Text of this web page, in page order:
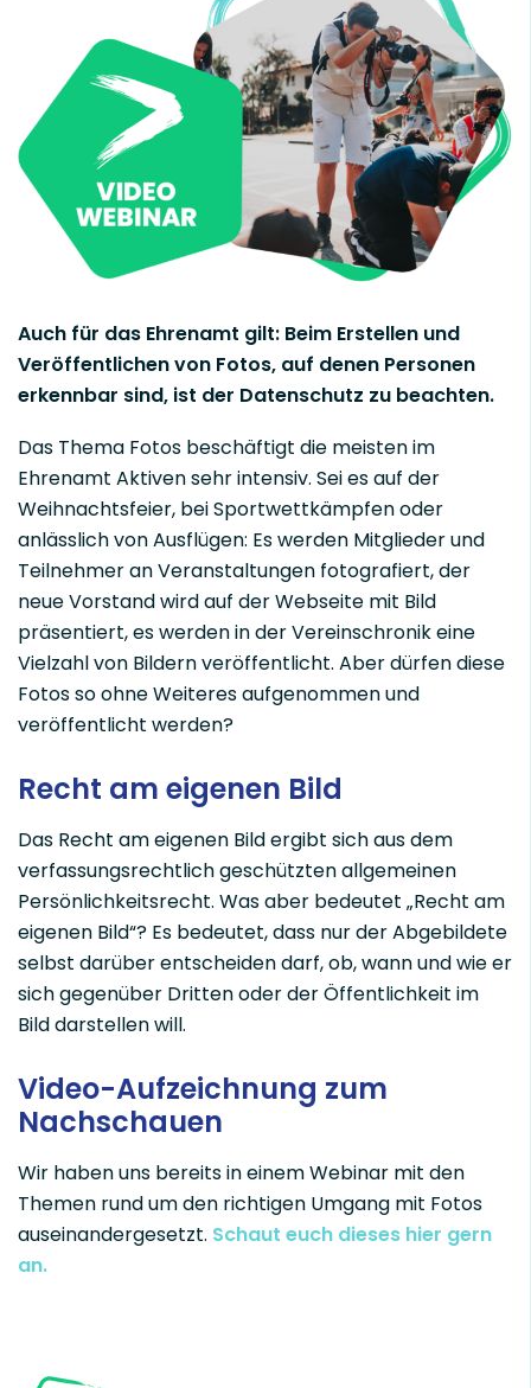
Auch für das Ehrenamt gilt: Beim Erstellen und
Veröffentlichen von Fotos, auf denen Personen
erkennbar sind, ist der Datenschutz zu beachten.
Das Thema Fotos beschäftigt die meisten im
Ehrenamt Aktiven sehr intensiv. Sei es auf der
Weihnachtsfeier, bei Sportwettkämpfen oder
anlässlich von Ausflügen: Es werden Mitglieder und
Teilnehmer an Veranstaltungen fotografiert, der
neue Vorstand wird auf der Webseite mit Bild
präsentiert, es werden in der Vereinschronik eine
Vielzahl von Bildern veröffentlicht. Aber dürfen diese
Fotos so ohne Weiteres aufgenommen und
veröffentlicht werden?
Recht am eigenen Bild
Das Recht am eigenen Bild ergibt sich aus dem
verfassungsrechtlich geschützten allgemeinen
Persönlichkeitsrecht. Was aber bedeutet „Recht am
eigenen Bild“? Es bedeutet, dass nur der Abgebildete
selbst darüber entscheiden darf, ob, wann und wie er
sich gegenüber Dritten oder der Öffentlichkeit im
Bild darstellen will.
Video-Aufzeichnung zum
Nachschauen
Wir haben uns bereits in einem Webinar mit den
Themen rund um den richtigen Umgang mit Fotos
auseinandergesetzt. Schaut euch dieses hier gern
an.